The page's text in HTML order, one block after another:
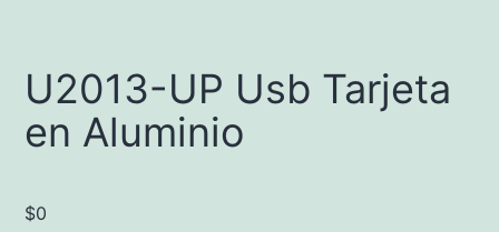
U2013-UP Usb Tarjeta
en Aluminio
$0